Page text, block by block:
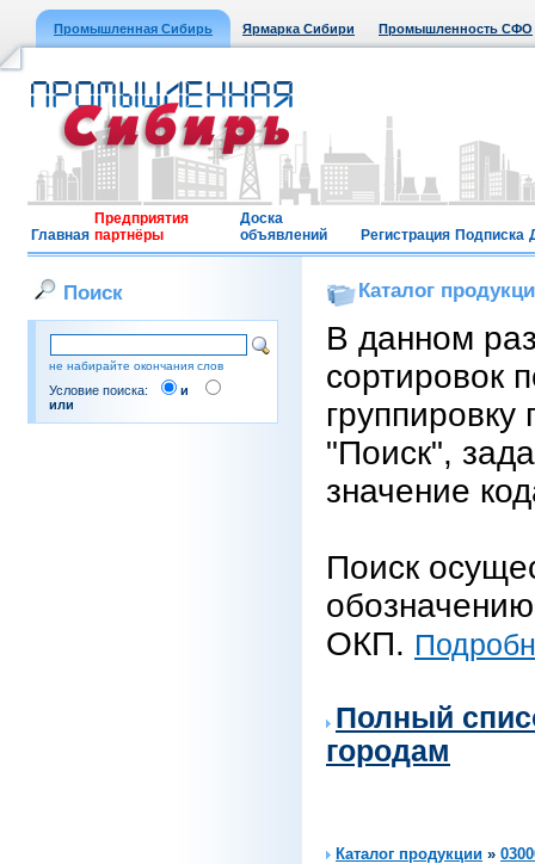
Промышленная Сибирь Ярмарка Сибири Промышленность СФО
Главная
Предприятия
партнёры
Доска
объявлений
Регистрация Подписка
Поиск
не набирайте окончания слов
Условие поиска:
и
или
Каталог
В данном
сортировок
"Поиск",
значение
Поиск
ОКП.
Полный
городам
Каталог продукции »